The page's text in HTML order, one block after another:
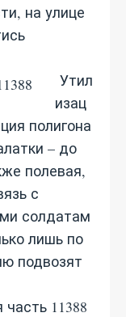
на улице
Утил
изац
полигона
– до
полевая,
с
солдатам
лишь по
подвозят
11388